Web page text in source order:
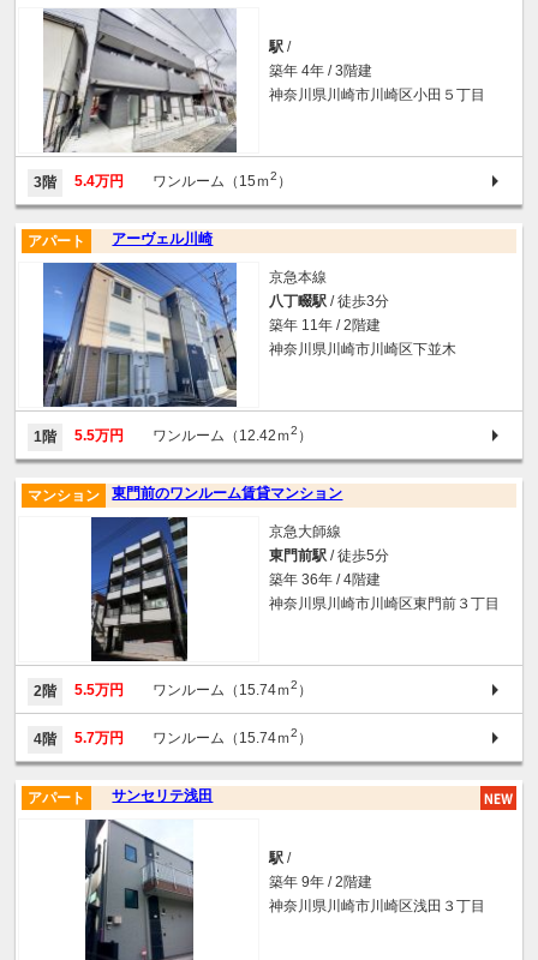
駅 /
築年 4年 / 3階建
神奈川県川崎市川崎区小田５丁目
3階 5.4万円 ワンルーム（15ｍ2 ）
アーヴェル川崎
アパート
京急本線
八丁畷駅 / 徒歩3分
築年 11年 / 2階建
神奈川県川崎市川崎区下並木
1階 5.5万円 ワンルーム（12.42ｍ2 ）
東門前のワンルーム賃貸マンション
マンション
京急大師線
東門前駅 / 徒歩5分
築年 36年 / 4階建
神奈川県川崎市川崎区東門前３丁目
2階 5.5万円 ワンルーム（15.74ｍ2 ）
4階 5.7万円 ワンルーム（15.74ｍ2 ）
サンセリテ浅田
アパート
駅 /
築年 9年 / 2階建
神奈川県川崎市川崎区浅田３丁目